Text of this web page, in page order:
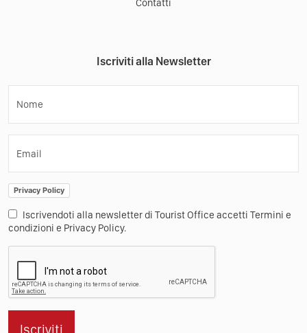
Scarica la App:
Tourist Office
Mobile App
Materiale promozionale
Turismo nei borghi